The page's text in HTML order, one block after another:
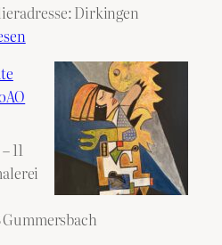
Dirkingen
11
Gummersbach